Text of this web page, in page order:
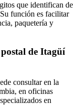
que identifican de
función es facilitar
paquetería y
de Itagüí
consultar en la
en oficinas
en